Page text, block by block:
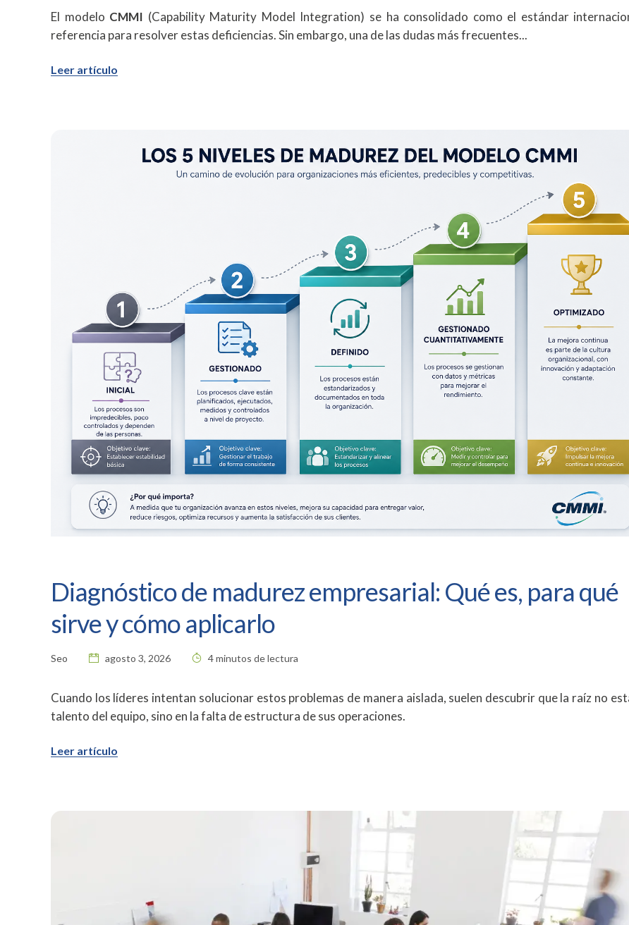
El modelo CMMI (Capability Maturity Model Integration) se ha consolidado como el estándar
referencia para resolver estas deficiencias. Sin embargo, una de las dudas más frecuentes...
Leer artículo
Diagnóstico de madurez empresarial: Qué es, para qué
sirve y cómo aplicarlo
Seo agosto 3, 2026 4 minutos de lectura
Cuando los líderes intentan solucionar estos problemas de manera aislada, suelen descubrir que la raíz no
talento del equipo, sino en la falta de estructura de sus operaciones.
Leer artículo